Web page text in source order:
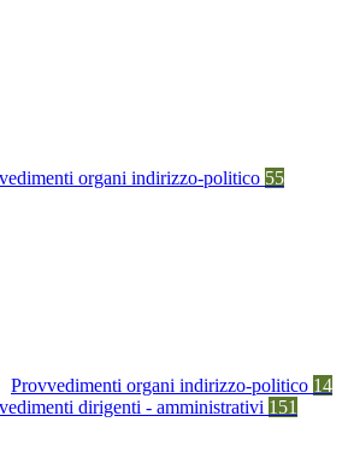
organi indirizzo-politico 55
Provvedimenti organi indirizzo-politico 14
dirigenti - amministrativi 151